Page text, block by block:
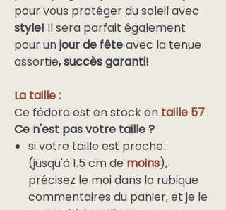
pour vous protéger du soleil avec
style! Il sera parfait également
pour unjour de fêteavec la tenue
assortie, succès garanti!
La taille :
Ce fédora est en stock en taille 57.
Ce n'est pas votre taille ?
si votre taille est proche :
(jusqu'à 1.5 cm de moins),
précisez le moi dans la rubique
commentaires du panier, et je le